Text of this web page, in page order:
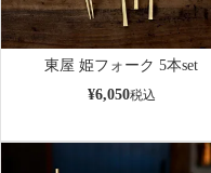
東屋 姫フォーク 5本set
¥6,050税込